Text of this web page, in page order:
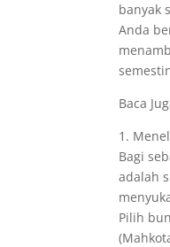
banyak
Anda
Baca
1.
Bagi
adalah
Pilih